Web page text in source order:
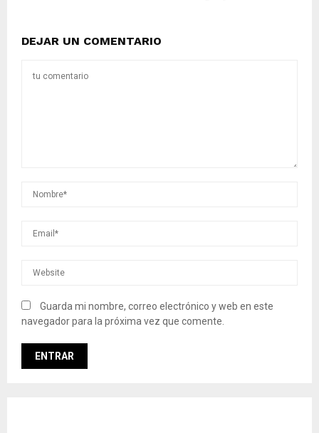
DEJAR UN COMENTARIO
Guarda mi nombre, correo electrónico y web en este
navegador para la próxima vez que comente.